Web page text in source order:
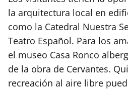
la arquitectura local en
como la Catedral Nuestra
Teatro Español. Para los
el museo Casa Ronco
de la obra de Cervantes.
recreación al aire libre